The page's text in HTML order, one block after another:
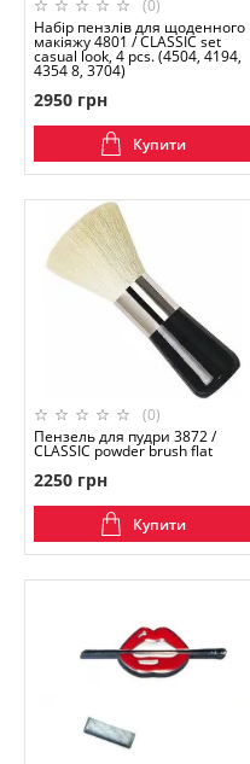
(0)
Набір пензлів для щоденного
макіяжу 4801 / CLASSIC set
casual look, 4 pcs. (4504, 4194,
4354 8, 3704)
2950 грн
Купити
(0)
Пензель для пудри 3872 /
CLASSIC powder brush flat
2250 грн
Купити